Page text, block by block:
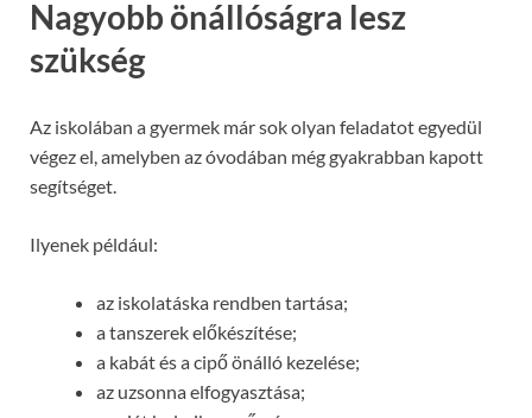
Nagyobb önállóságra lesz
szükség
Az iskolában a gyermek már sok olyan feladatot egyedül
végez el, amelyben az óvodában még gyakrabban kapott
segítséget.
Ilyenek például:
az iskolatáska rendben tartása;
a tanszerek előkészítése;
a kabát és a cipő önálló kezelése;
az uzsonna elfogyasztása;